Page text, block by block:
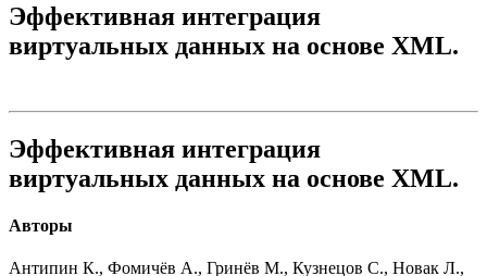
Эффективная интеграция
виртуальных данных на основе XML.
Эффективная интеграция
виртуальных данных на основе XML.
Авторы
Антипин К., Фомичёв А., Гринёв М., Кузнецов С., Новак Л.,